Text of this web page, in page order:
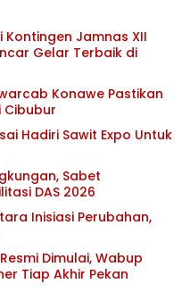
Jamnas XII
Gelar Terbaik di
Konawe Pastikan
Cibubur
Hadiri Sawit Expo Untuk
Sabet
DAS 2026
Inisiasi Perubahan,
Dimulai, Wabup
Tiap Akhir Pekan